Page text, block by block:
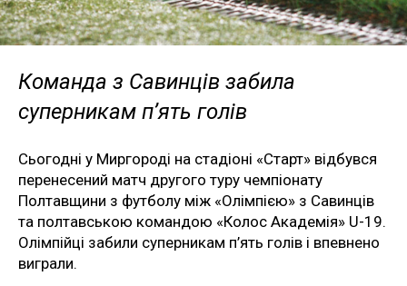
Команда з Савинців забила
суперникам п’ять голів
Сьогодні у Миргороді на стадіоні «Старт» відбувся
перенесений матч другого туру чемпіонату
Полтавщини з футболу між «Олімпією» з Савинців
та полтавською командою «Колос Академія» U-19.
Олімпійці забили суперникам п’ять голів і впевнено
виграли.